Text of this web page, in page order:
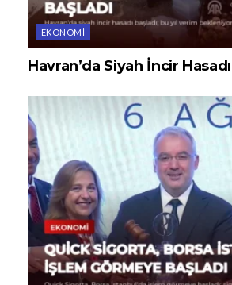
EKONOMI
Havran’da Siyah İncir